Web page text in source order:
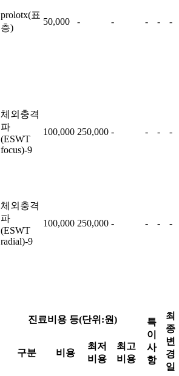
prolotx(표
층)
50,000 - - - - -
체외충격
파
(ESWT
focus)-9
100,000 250,000 - - - -
체외충격
파
(ESWT
radial)-9
100,000 250,000 - - - -
진료비용 등(단위:원)
특
이
사
항
최
종
변
경
일
구분 비용
최저
비용
최고
비용